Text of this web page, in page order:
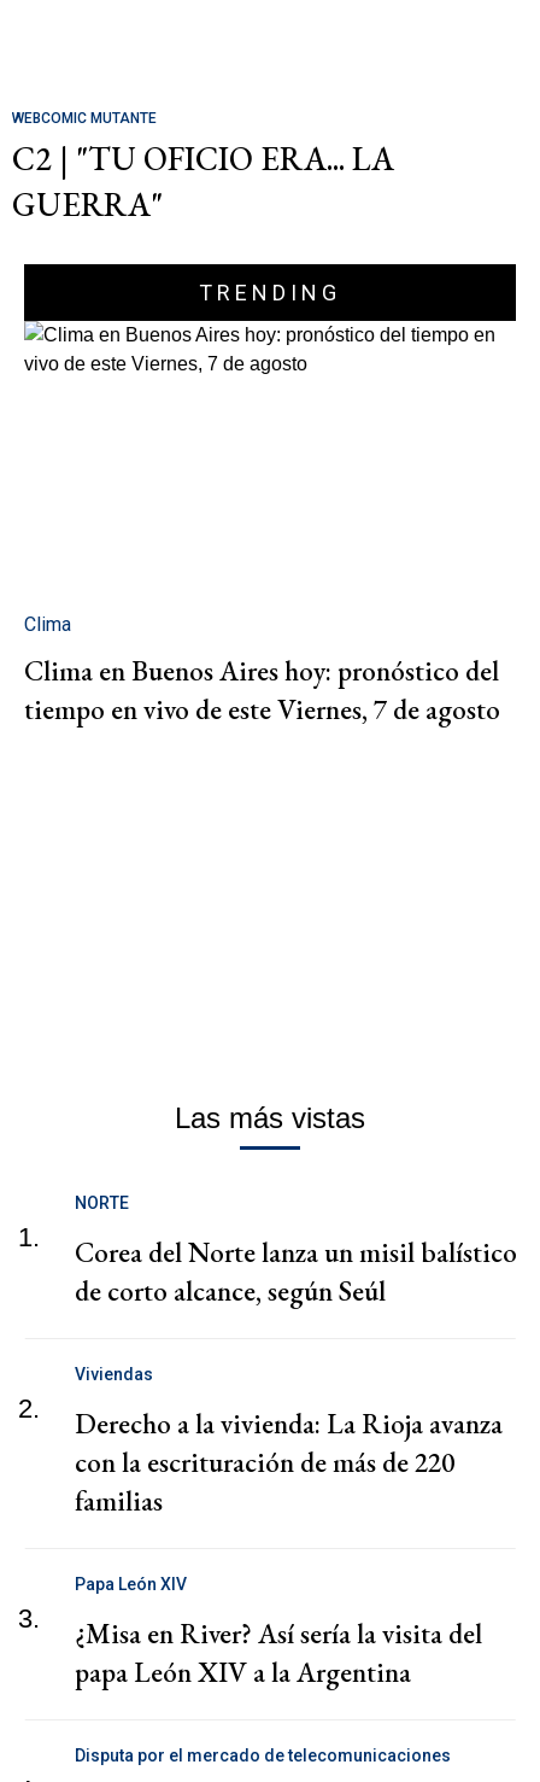
WEBCOMIC MUTANTE
C2 | "TU OFICIO ERA... LA
GUERRA"
TRENDING
Clima
Clima en Buenos Aires hoy: pronóstico del
tiempo en vivo de este Viernes, 7 de agosto
Las más vistas
1.
NORTE
Corea del Norte lanza un misil balístico
de corto alcance, según Seúl
2.
Viviendas
Derecho a la vivienda: La Rioja avanza
con la escrituración de más de 220
familias
3.
Papa León XIV
¿Misa en River? Así sería la visita del
papa León XIV a la Argentina
Disputa por el mercado de telecomunicaciones